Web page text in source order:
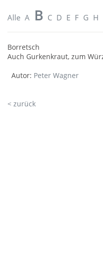
Alle A B C D E F G H
Borretsch
Auch Gurkenkraut, zum
Autor: Peter Wagner
< zurück